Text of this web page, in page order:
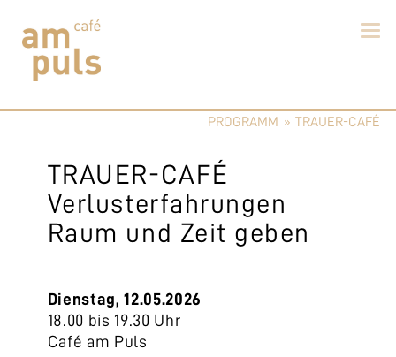
PROGRAMM »TRAUER-CAFÉ
TRAUER-CAFÉ
Verlusterfahrungen
Raum und Zeit geben
Dienstag, 12.05.2026
18.00 bis 19.30 Uhr
Café am Puls